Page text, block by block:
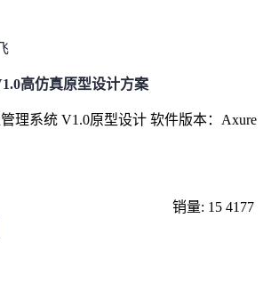
高仿真原型设计方案
理系统 V1.0原型设计 软件版本：Axure
销量: 15 4177